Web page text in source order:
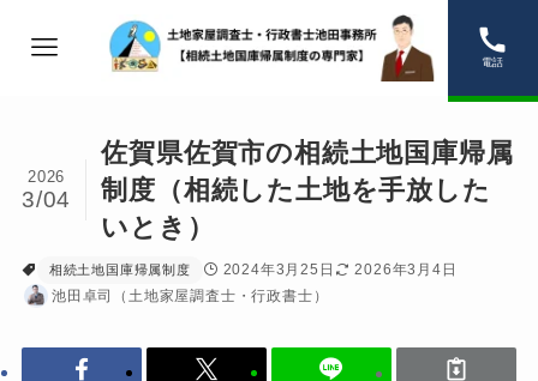
電話
佐賀県佐賀市の相続土地国庫帰属
制度（相続した土地を手放した
いとき）
2026
3/04
相続土地国庫帰属制度 2024年3月25日
2026年3月4日
池田卓司（土地家屋調査士・行政書士）